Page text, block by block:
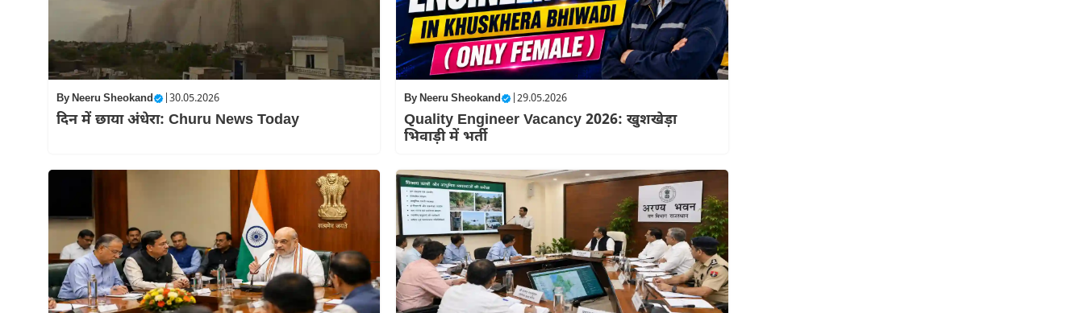
ByNeeru Sheokand | 30.05.2026
दिन में छाया अंधेरा: Churu News Today
ByNeeru Sheokand |29.05.2026
Quality Engineer Vacancy 2026: खुशखेड़ा
भिवाड़ी में भर्ती